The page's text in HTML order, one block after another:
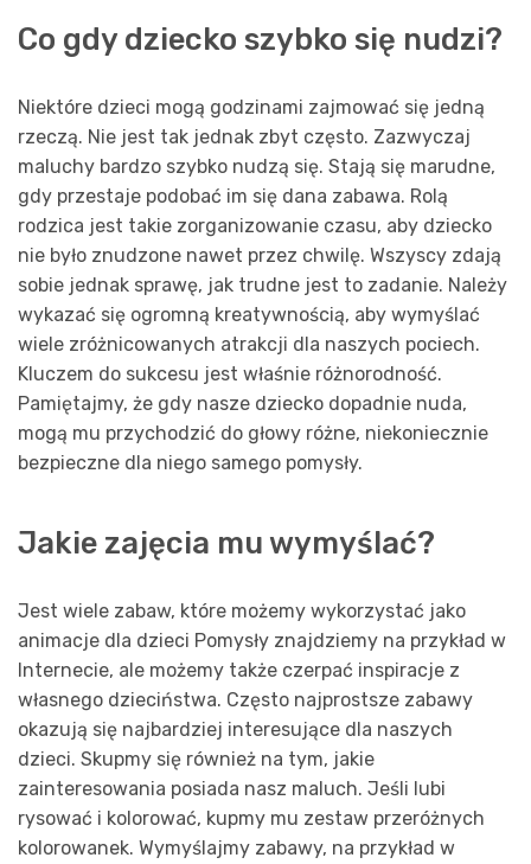
Co gdy dziecko szybko się nudzi?
Niektóre dzieci mogą godzinami zajmować się jedną
rzeczą. Nie jest tak jednak zbyt często. Zazwyczaj
maluchy bardzo szybko nudzą się. Stają się marudne,
gdy przestaje podobać im się dana zabawa. Rolą
rodzica jest takie zorganizowanie czasu, aby dziecko
nie było znudzone nawet przez chwilę. Wszyscy zdają
sobie jednak sprawę, jak trudne jest to zadanie. Należy
wykazać się ogromną kreatywnością, aby wymyślać
wiele zróżnicowanych atrakcji dla naszych pociech.
Kluczem do sukcesu jest właśnie różnorodność.
Pamiętajmy, że gdy nasze dziecko dopadnie nuda,
mogą mu przychodzić do głowy różne, niekoniecznie
bezpieczne dla niego samego pomysły.
Jakie zajęcia mu wymyślać?
Jest wiele zabaw, które możemy wykorzystać jako
animacje dla dzieci Pomysły znajdziemy na przykład w
Internecie, ale możemy także czerpać inspiracje z
własnego dzieciństwa. Często najprostsze zabawy
okazują się najbardziej interesujące dla naszych
dzieci. Skupmy się również na tym, jakie
zainteresowania posiada nasz maluch. Jeśli lubi
rysować i kolorować, kupmy mu zestaw przeróżnych
kolorowanek. Wymyślajmy zabawy, na przykład w